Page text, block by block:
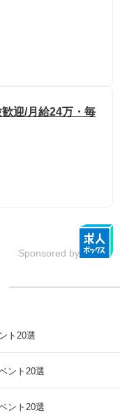
迎/月給24万・毎
Sponsored by
ト20選
ント20選
ント20選